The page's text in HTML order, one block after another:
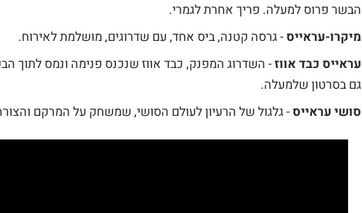
הבשר פרוס למעלה. פריך אחרת לגמרי.
מיקרו-עראייס- גרסה קטנה, ביס אחד, עם שדרוגים, מושלמת לאירוח.
עראייס כבד אווז- השדרוג המפנק, כבד אווז שנכנס פנימה ונמס לתוך
גם בסרטון שלמעלה.
סושי עראייס- גלגול של הרעיון לעולם הסושי, שמשחק על המרקם